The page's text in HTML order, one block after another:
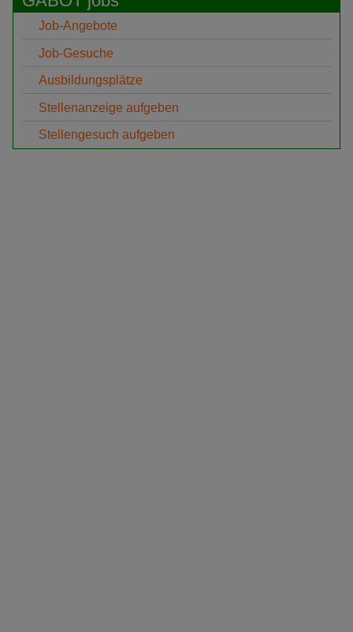
Job-Angebote
Job-Gesuche
Ausbildungsplätze
Stellenanzeige aufgeben
Stellengesuch aufgeben